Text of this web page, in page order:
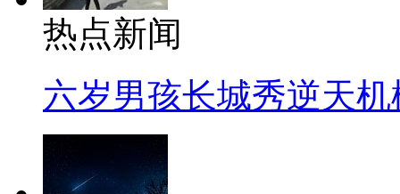
热点新闻
六岁男孩长城秀逆天机